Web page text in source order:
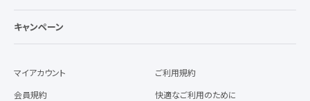
キャンペーン
マイアカウント
会員規約
ご利用規約
快適なご利用のために